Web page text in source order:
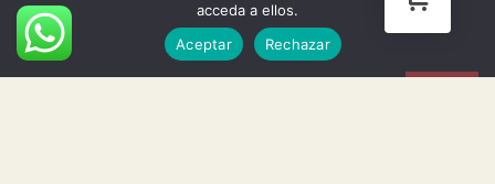
Calle Gongora 1, 28610, Villamanta, Madrid
acceda a ellos.
Aceptar
Rechazar